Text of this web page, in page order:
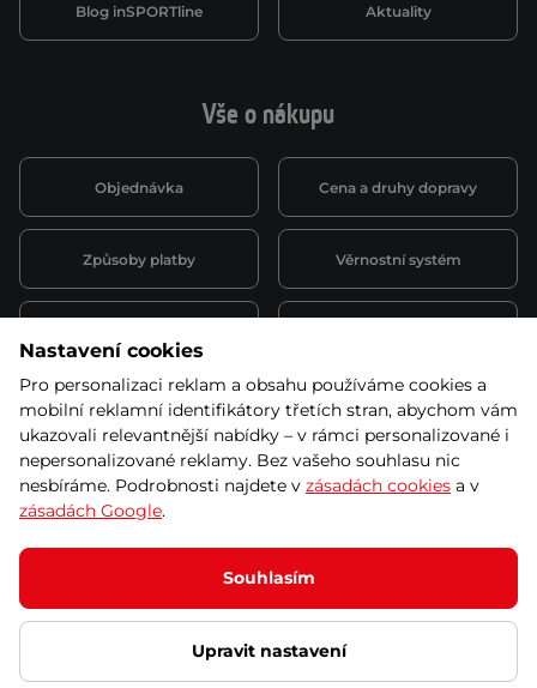
Vše o nákupu
Objednávka Cena a druhy dopravy
Způsoby platby Věrnostní systém
Půjčovna
obchodní podmínky
Kariéra
Blog inSPORTline Aktuality
© 2026 SEVEN SPORT s.r.o Všechna práva vyhrazena
Podle zákona o evidenci tržeb je prodávající povinen vystavit
kupujícímu účtenku.
Zároveň je povinen zaevidovat přijatou tržbu u správce daně online; v
případě technického výpadku pak nejpozději do 48 hodin.
Ochrana osobních údajů Nastavení cookies Vnitřní oznamovací
systém Prohlášení přístupnosti
Nastavení cookies
Pro personalizaci reklam a obsahu používáme cookies a
mobilní reklamní identifikátory třetích stran, abychom vám
ukazovali relevantnější nabídky – v rámci personalizované i
nepersonalizované reklamy. Bez vašeho souhlasu nic
nesbíráme. Podrobnosti najdete v zásadách cookies a v
zásadách Google.
Souhlasím
Upravit nastavení